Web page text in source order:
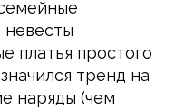
невесты
платья простого
тренд на
наряды (чем